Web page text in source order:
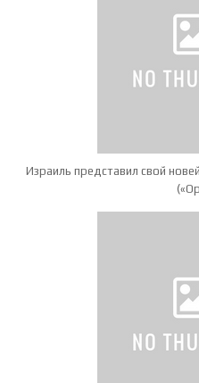
Израиль представил свой